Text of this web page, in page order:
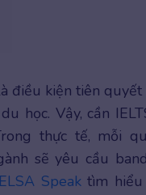
điều kiện tiên
học. Vậy, cần
thực tế, mỗi
sẽ yêu cầu
ELSA Speaktìm hiểu